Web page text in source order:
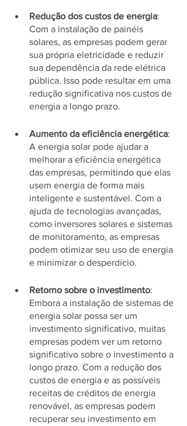
Redução dos custos de energia:
Com a instalação de painéis
solares, as empresas podem gerar
sua própria eletricidade e reduzir
sua dependência da rede elétrica
pública. Isso pode resultar em uma
redução significativa nos custos de
energia a longo prazo.
Aumento da eficiência energética:
A energia solar pode ajudar a
melhorar a eficiência energética
das empresas, permitindo que elas
usem energia de forma mais
inteligente e sustentável. Com a
ajuda de tecnologias avançadas,
como inversores solares e sistemas
de monitoramento, as empresas
podem otimizar seu uso de energia
e minimizar o desperdício.
Retorno sobre o investimento:
Embora a instalação de sistemas de
energia solar possa ser um
investimento significativo, muitas
empresas podem ver um retorno
significativo sobre o investimento a
longo prazo. Com a redução dos
custos de energia e as possíveis
receitas de créditos de energia
renovável, as empresas podem
recuperar seu investimento em